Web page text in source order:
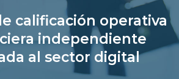
calificación operativa
independiente
al sector digital